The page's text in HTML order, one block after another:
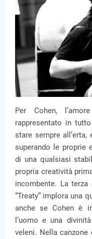
Per Cohen,
rappresentato in
stare sempre
superando le proprie
di una qualsiasi
propria creatività
incombente. La terza
“Treaty” implora una
anche se Cohen è
l’uomo e una
veleni. Nella